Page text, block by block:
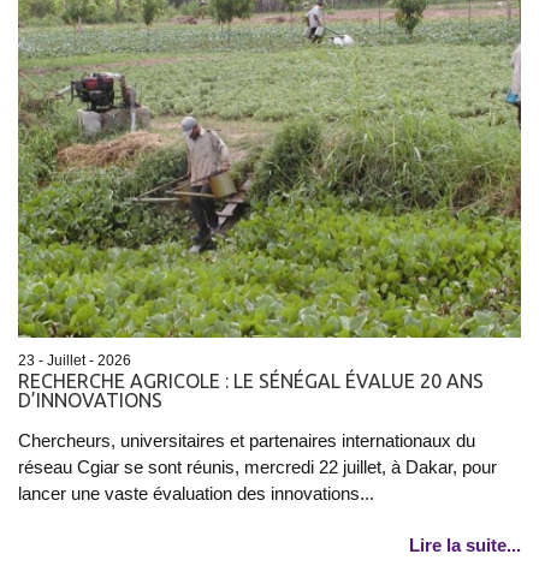
23 - Juillet - 2026
RECHERCHE AGRICOLE : LE SÉNÉGAL ÉVALUE 20 ANS
D’INNOVATIONS
Chercheurs, universitaires et partenaires internationaux du
réseau Cgiar se sont réunis, mercredi 22 juillet, à Dakar, pour
lancer une vaste évaluation des innovations...
Lire la suite...